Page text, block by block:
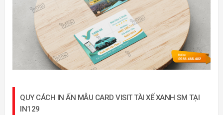
QUY CÁCH IN ẤN MẪU CARD VISIT TÀI XẾ XANH SM TẠI
IN129